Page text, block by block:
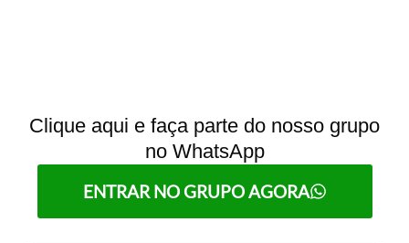
Clique aqui e faça parte do nosso grupo
no WhatsApp
ENTRAR NO GRUPO AGORA